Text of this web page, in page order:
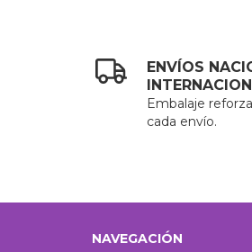
ENVÍOS
Embalaje
cada envío.
NAVEGACIÓN